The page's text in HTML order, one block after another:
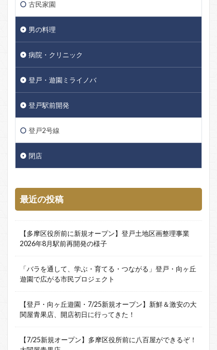
古民家園
男の料理
病院・クリニック
登戸・遊園ミライノバ
登戸駅前開発
登戸2号線
閉店
最近の投稿
【多摩区役所前に新規オープン】登戸土地区画整理事業
2026年8月駅前再開発の様子
「バラを通して、学ぶ・育てる・つながる」登戸・向ヶ丘
遊園で広がる市民プロジェクト
【登戸・向ヶ丘遊園・7/25新規オープン】新鮮＆激安の大
関屋青果店、開店初日に行ってきた！
【7/25新規オープン】多摩区役所前に八百屋ができるぞ！